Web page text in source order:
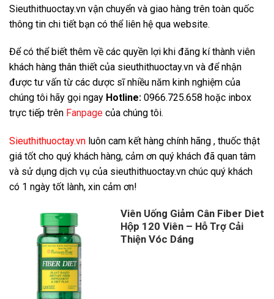
Sieuthithuoctay.vn vận chuyển và giao hàng trên toàn quốc
thông tin chi tiết bạn có thể liên hệ qua website.
Để có thể biết thêm về các quyền lợi khi đăng kí thành viên
khách hàng thân thiết của sieuthithuoctay.vn và để nhận
được tư vấn từ các dược sĩ nhiều năm kinh nghiệm của
chúng tôi hãy gọi ngay Hotline: 0966.725.658 hoặc inbox
trực tiếp trên Fanpage của chúng tôi.
Sieuthithuoctay.vn luôn cam kết hàng chính hãng , thuốc thật
giá tốt cho quý khách hàng, cảm ơn quý khách đã quan tâm
và sử dụng dịch vụ của sieuthithuoctay.vn chúc quý khách
có 1 ngày tốt lành, xin cảm ơn!
Viên Uống Giảm Cân Fiber Diet
Hộp 120 Viên – Hỗ Trợ Cải
Thiện Vóc Dáng